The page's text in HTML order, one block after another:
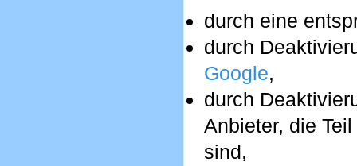
durch eine
durch
Google,
durch
Anbieter, die
sind,